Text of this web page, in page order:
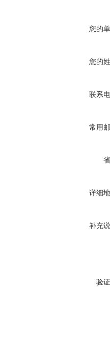
您的
您的
联系
常用
详细
补充
验